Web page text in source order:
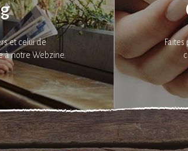
et celui de
à notre Webzine.
Faites